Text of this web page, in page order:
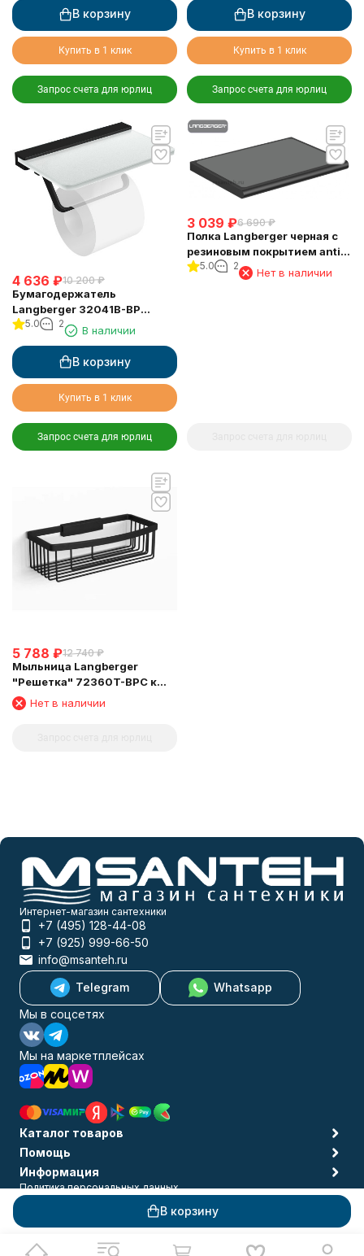
В корзину
В корзину
Купить в 1 клик
Запрос счета для юрлиц
В корзину
Купить в 1 клик
Запрос счета для юрлиц
4 636 ₽10 200 ₽
Бумагодержатель
Langberger 32041B-BP
туалетной бумаги со
стеклянной полкой черный
5.0 2
В наличии
В корзину
Купить в 1 клик
Запрос счета для юрлиц
3 039 ₽6 690 ₽
Полка Langberger черная с
резиновым покрытием anti-
slip 38051F-BP
5.0 2
Нет в наличии
5 788 ₽12 740 ₽
Мыльница Langberger
"Решетка" 72360T-BPC к
стене двойная глубокая
чёрная
Нет в наличии
Интернет-магазин сантехники
+7 (495) 128-44-08
+7 (925) 999-66-50
info@msanteh.ru
Telegram
Whatsapp
Мы в соцсетях
Мы на маркетплейсах
Каталог товаров
Помощь
Информация
Политика персональных данных
© 2009-2026 MSANTEH